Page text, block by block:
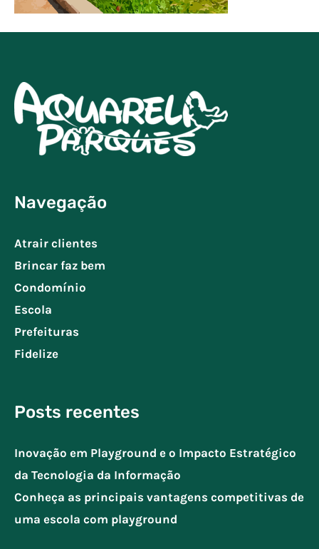
Navegação
Atrair clientes
Brincar faz bem
Condomínio
Escola
Prefeituras
Fidelize
Posts recentes
Inovação em Playground e o Impacto Estratégico
da Tecnologia da Informação
Conheça as principais vantagens competitivas de
uma escola com playground